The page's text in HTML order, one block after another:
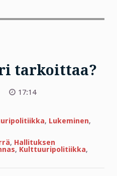
tarkoittaa?
17:14
, Lukeminen,
, Hallituksen
, Kulttuuripolitiikka,